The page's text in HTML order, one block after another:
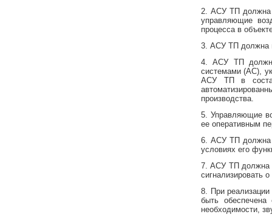
2. АСУ ТП должна
управляющие
процесса в
3. АСУ ТП должна
4. АСУ ТП
системами (АС),
АСУ ТП в состав
производства.
5. Управляющие
ее оперативным
6. АСУ ТП должна
условиях его
7. АСУ ТП должна
сигнализировать
8. При
быть
необходимости,